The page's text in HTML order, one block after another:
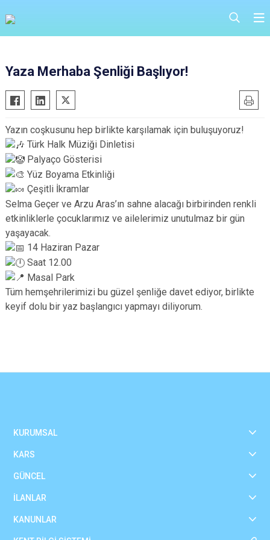
Yaza Merhaba Şenliği Başlıyor!
Yazın coşkusunu hep birlikte karşılamak için buluşuyoruz!
Türk Halk Müziği Dinletisi
Palyaço Gösterisi
Yüz Boyama Etkinliği
Çeşitli İkramlar
Selma Geçer ve Arzu Aras’ın sahne alacağı birbirinden renkli
etkinliklerle çocuklarımız ve ailelerimiz unutulmaz bir gün
yaşayacak.
14 Haziran Pazar
Saat 12.00
Masal Park
Tüm hemşehrilerimizi bu güzel şenliğe davet ediyor, birlikte
keyif dolu bir yaz başlangıcı yapmayı diliyorum.
KURUMSAL
KARS
GÜNCEL
İLANLAR
KANUNLAR